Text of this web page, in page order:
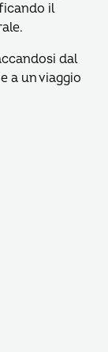
il
dal
a un viaggio